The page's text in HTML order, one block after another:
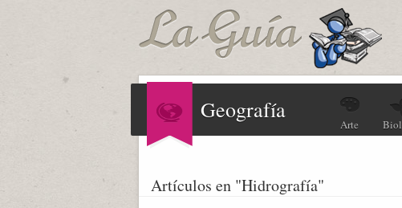
Geografía
Arte
Artículos en "Hidrografía"